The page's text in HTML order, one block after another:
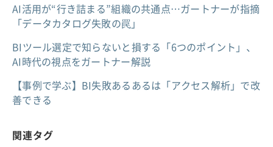
AI活用が“行き詰まる”組織の共通点…ガートナーが指摘
「データカタログ失敗の罠」
BIツール選定で知らないと損する「6つのポイント」、
AI時代の視点をガートナー解説
【事例で学ぶ】BI失敗あるあるは「アクセス解析」で改
善できる
関連タグ